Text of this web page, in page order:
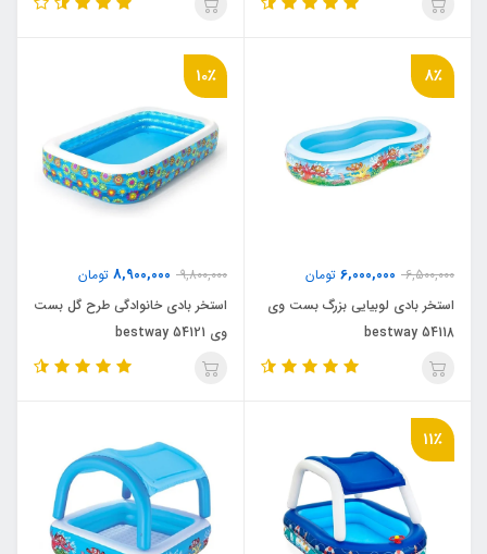
8٪
6,500,000
6,000,000 تومان
استخر بادی لوبیایی بزرگ بست وی
bestway 54118
10٪
9,800,000
8,900,000 تومان
استخر بادی خانوادگی طرح گل بست
وی bestway 54121
11٪